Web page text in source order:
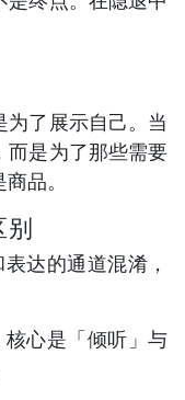
了展示自己。当
而是为了那些需要
品。
别
达的通道混淆，
心是「倾听」与